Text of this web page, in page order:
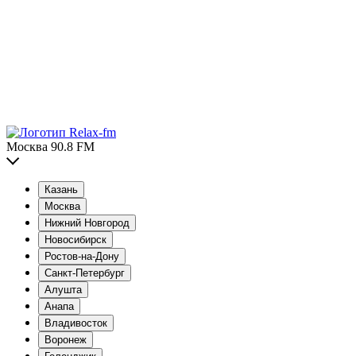
Москва 90.8 FM
Казань
Москва
Нижний Новгород
Новосибирск
Ростов-на-Дону
Санкт-Петербург
Алушта
Анапа
Владивосток
Воронеж